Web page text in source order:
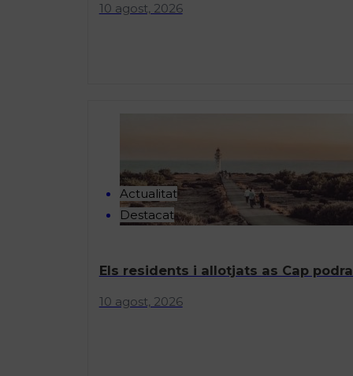
10 agost, 2026
Actualitat
Destacat
Els residents i allotjats as Cap
10 agost, 2026